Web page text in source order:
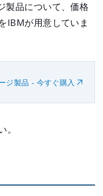
製品について、価格
IBMが用意していま
ジ製品 - 今すぐ購入